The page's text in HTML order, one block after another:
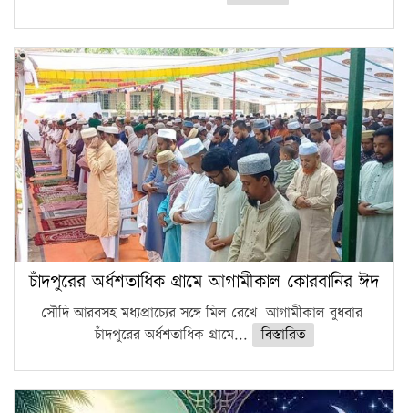
চাঁদপুরের অর্ধশতাধিক গ্রামে আগামীকাল কোরবানির ঈদ
সৌদি আরবসহ মধ্যপ্রাচ্যের সঙ্গে মিল রেখে আগামীকাল বুধবার
চাঁদপুরের অর্ধশতাধিক গ্রামে...
বিস্তারিত